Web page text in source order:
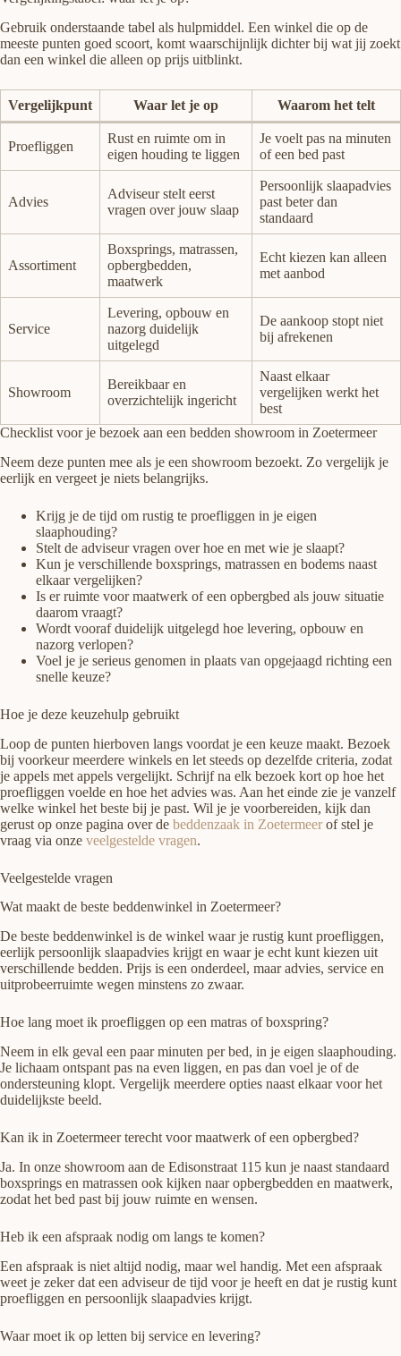
Gebruik onderstaande tabel als hulpmiddel. Een winkel die op de
meeste punten goed scoort, komt waarschijnlijk dichter bij wat jij zoekt
dan een winkel die alleen op prijs uitblinkt.
Vergelijkpunt Waar let je op Waarom het telt
Proefliggen
Rust en ruimte om in
eigen houding te liggen
Je voelt pas na minuten
of een bed past
Advies
Adviseur stelt eerst
vragen over jouw slaap
Persoonlijk slaapadvies
past beter dan
standaard
Assortiment
Boxsprings, matrassen,
opbergbedden,
maatwerk
Echt kiezen kan alleen
met aanbod
Service
Levering, opbouw en
nazorg duidelijk
uitgelegd
De aankoop stopt niet
bij afrekenen
Showroom
Bereikbaar en
overzichtelijk ingericht
Naast elkaar
vergelijken werkt het
best
Checklist voor je bezoek aan een bedden showroom in Zoetermeer
Neem deze punten mee als je een showroom bezoekt. Zo vergelijk je
eerlijk en vergeet je niets belangrijks.
Krijg je de tijd om rustig te proefliggen in je eigen
slaaphouding?
Stelt de adviseur vragen over hoe en met wie je slaapt?
Kun je verschillende boxsprings, matrassen en bodems naast
elkaar vergelijken?
Is er ruimte voor maatwerk of een opbergbed als jouw situatie
daarom vraagt?
Wordt vooraf duidelijk uitgelegd hoe levering, opbouw en
nazorg verlopen?
Voel je je serieus genomen in plaats van opgejaagd richting een
snelle keuze?
Hoe je deze keuzehulp gebruikt
Loop de punten hierboven langs voordat je een keuze maakt. Bezoek
bij voorkeur meerdere winkels en let steeds op dezelfde criteria, zodat
je appels met appels vergelijkt. Schrijf na elk bezoek kort op hoe het
proefliggen voelde en hoe het advies was. Aan het einde zie je vanzelf
welke winkel het beste bij je past. Wil je je voorbereiden, kijk dan
gerust op onze pagina over de beddenzaak in Zoetermeerof stel je
vraag via onze veelgestelde vragen.
Veelgestelde vragen
Wat maakt de beste beddenwinkel in Zoetermeer?
De beste beddenwinkel is de winkel waar je rustig kunt proefliggen,
eerlijk persoonlijk slaapadvies krijgt en waar je echt kunt kiezen uit
verschillende bedden. Prijs is een onderdeel, maar advies, service en
uitprobeerruimte wegen minstens zo zwaar.
Hoe lang moet ik proefliggen op een matras of boxspring?
Neem in elk geval een paar minuten per bed, in je eigen slaaphouding.
Je lichaam ontspant pas na even liggen, en pas dan voel je of de
ondersteuning klopt. Vergelijk meerdere opties naast elkaar voor het
duidelijkste beeld.
Kan ik in Zoetermeer terecht voor maatwerk of een opbergbed?
Ja. In onze showroom aan de Edisonstraat 115 kun je naast standaard
boxsprings en matrassen ook kijken naar opbergbedden en maatwerk,
zodat het bed past bij jouw ruimte en wensen.
Heb ik een afspraak nodig om langs te komen?
Een afspraak is niet altijd nodig, maar wel handig. Met een afspraak
weet je zeker dat een adviseur de tijd voor je heeft en dat je rustig kunt
proefliggen en persoonlijk slaapadvies krijgt.
Waar moet ik op letten bij service en levering?